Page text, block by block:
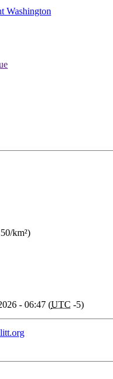
Washington
km²)
- 06:47 (UTC -5)